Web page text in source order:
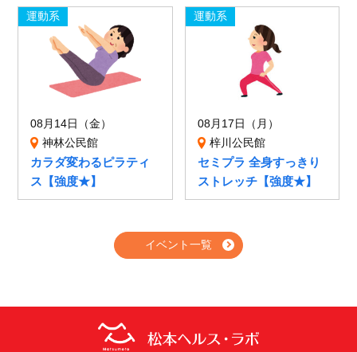
運動系
08月14日（金）
神林公民館
カラダ変わるピラティ
ス【強度★】
運動系
08月17日（月）
梓川公民館
セミプラ 全身すっきり
ストレッチ【強度★】
イベント一覧